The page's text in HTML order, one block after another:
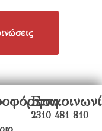
2310 481 810